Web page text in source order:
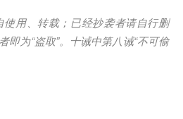
用、转载；已经抄袭者请自行删
即为“盗取”。十诫中第八诫“不可偷